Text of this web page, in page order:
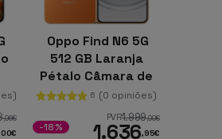
,96€
€
Oppo Find N6 5G
512 GB Laranja
Pétalo Câmara de
50 MP 16 GB de RAM
Bateria de 6000
mAh
6 (0 opiniões)
PVR1.999,00€
1.636,95€
-18%